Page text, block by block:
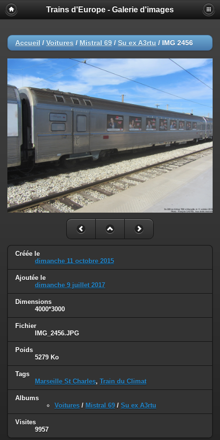
Trains d'Europe - Galerie d'images
Accueil / Voitures / Mistral 69 / Su ex A3rtu / IMG 2456
Créée le
dimanche 11 octobre 2015
Ajoutée le
dimanche 9 juillet 2017
Dimensions
4000*3000
Fichier
IMG_2456.JPG
Poids
5279 Ko
Tags
Marseille St Charles, Train du Climat
Albums
Voitures / Mistral 69 / Su ex A3rtu
Visites
9957